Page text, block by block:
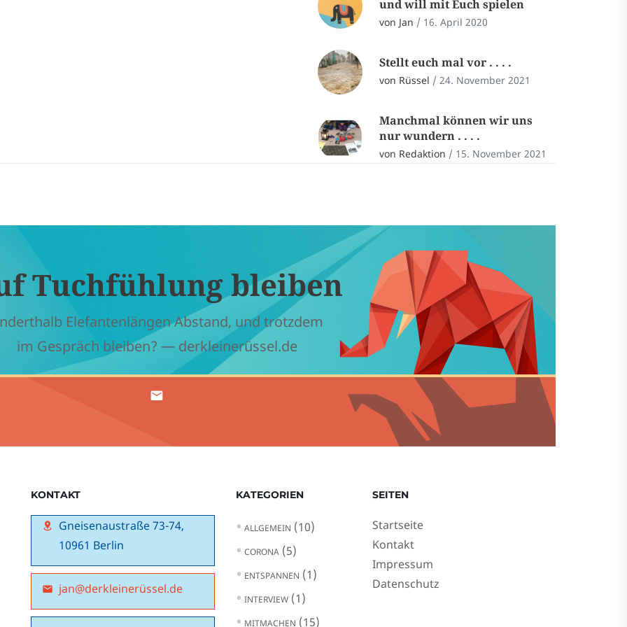
und will mit Euch spielen
von Jan / 16. April 2020
Stellt euch mal vor . . . .
von Rüssel / 24. November 2021
Manchmal können wir uns
nur wundern . . . .
von Redaktion / 15. November 2021
Tuchfühlung bleiben
Elefantenlängen Abstand, und trotzdem
im Gespräch bleiben? — derkleinerüssel.de
KONTAKT
Gneisenaustraße 73-74,
10961 Berlin
jan@derkleinerüssel.de
KATEGORIEN
ALLGEMEIN (10)
CORONA(5)
ENTSPANNEN (1)
INTERVIEW(1)
MITMACHEN (15)
SEITEN
Startseite
Kontakt
Impressum
Datenschutz